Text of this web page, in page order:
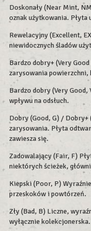
Doskonały (Near Mint,
oznak użytkowania.
Rewelacyjny (Excellent,
niewidocznych śladów
Bardzo dobry+ (Very
zarysowania powierzchni,
Bardzo dobry (Very Good,
wpływu na odsłuch.
Dobry (Good, G) / Dobry+
zarysowania. Płyta
zawiesza się.
Zadowalający (Fair, F)
niektórych ścieżek,
Kiepski (Poor, P)
przeskoków i powtórzeń.
Zły (Bad, B) Liczne,
wyłącznie kolekcjonerska.